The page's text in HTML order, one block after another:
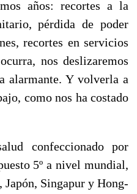
años: recortes a la
pérdida de poder
recortes en servicios
nos deslizaremos
alarmante. Y volverla a
como nos ha costado
confeccionado por
5º a nivel mundial,
Japón, Singapur y Hong-